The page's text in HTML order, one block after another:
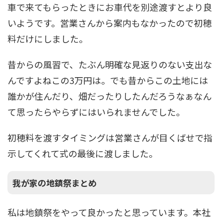
車で来てもらったときにお車代を別途渡すとより良
いようです。営業さんから案内もなかったので初穂
料だけにしました。
昔からの風習で、たぶん明確な見返りのない支出な
んですよねこの3万円は。でも昔からこの土地には
誰かが住んだり、畑だったりしたんだろうなぁなん
て思ったらやらずにはいられませんでした。
初穂料を渡すタイミングは営業さんが目くばせで指
示してくれて式の最後に渡しました。
我が家の地鎮祭まとめ
私は地鎮祭をやって良かったと思っています。本社